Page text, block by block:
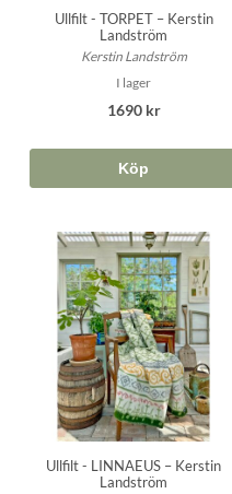
Ullfilt - TORPET – Kerstin
Landström
Kerstin Landström
I lager
1690 kr
Köp
Ullfilt - LINNAEUS – Kerstin
Landström